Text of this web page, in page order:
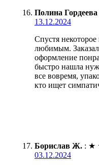
Полина Гордеева
13.12.2024
Спустя
любимым.
оформление
быстро нашла
все вовремя,
кто ищет
Борислав Ж. : ★
03.12.2024